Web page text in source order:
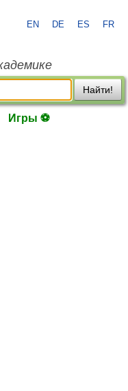
EN DE ES FR
Найти!
Игры ⚽